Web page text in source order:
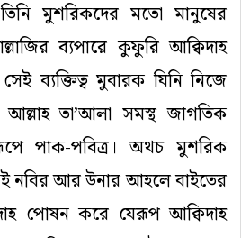
মুশরিকদের মতো মানুষের
ব্যপারে কুফুরি আক্বিদাহ
ব্যক্তিত্ব মুবারক যিনি নিজে
আল্লাহ তা’আলা সমস্থ জাগতিক
পাক-পবিত্র। অথচ মুশরিক
নবির আর উনার আহলে বাইতের
পোষন করে যেরূপ আক্বিদাহ